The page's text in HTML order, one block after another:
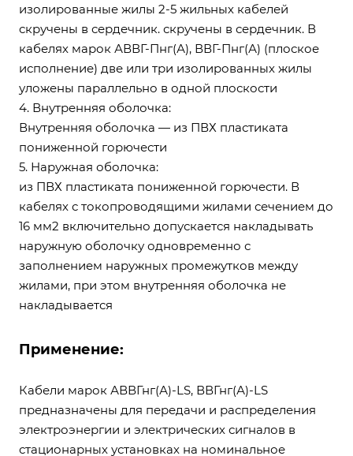
изолированные жилы 2-5 жильных кабелей
скручены в сердечник. скручены в сердечник. В
кабелях марок АВВГ-Пнг(А), ВВГ-Пнг(А) (плоское
исполнение) две или три изолированных жилы
уложены параллельно в одной плоскости
4. Внутренняя оболочка:
Внутренняя оболочка — из ПВХ пластиката
пониженной горючести
5. Наружная оболочка:
из ПВХ пластиката пониженной горючести. В
кабелях с токопроводящими жилами сечением до
16 мм2 включительно допускается накладывать
наружную оболочку одновременно с
заполнением наружных промежутков между
жилами, при этом внутренняя оболочка не
накладывается
Применение:
Кабели марок АВВГнг(А)-LS, ВВГнг(А)-LS
предназначены для передачи и распределения
электроэнергии и электрических сигналов в
стационарных установках на номинальное